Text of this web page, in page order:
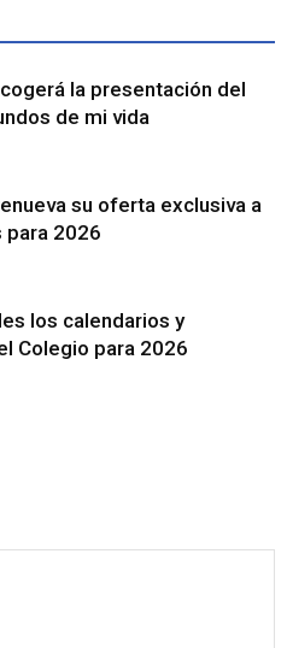
la presentación del
de mi vida
su oferta exclusiva a
2026
los calendarios y
Colegio para 2026